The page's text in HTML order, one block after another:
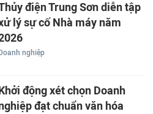
điện Trung Sơn diễn tập
lý sự cố Nhà máy năm
Doanh nghiệp
động xét chọn Doanh
đạt chuẩn văn hóa